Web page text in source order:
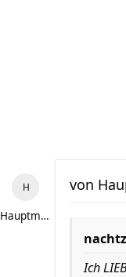
Hauptmieter
von
Ich